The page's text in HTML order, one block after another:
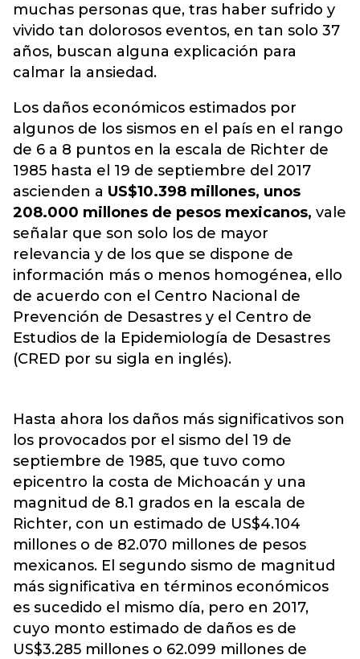
muchas personas que, tras haber sufrido y
vivido tan dolorosos eventos, en tan solo 37
años, buscan alguna explicación para
calmar la ansiedad.
Los daños económicos estimados por
algunos de los sismos en el país en el rango
de 6 a 8 puntos en la escala de Richter de
1985 hasta el 19 de septiembre del 2017
ascienden a US$10.398 millones, unos
208.000 millones de pesos mexicanos, vale
señalar que son solo los de mayor
relevancia y de los que se dispone de
información más o menos homogénea, ello
de acuerdo con el Centro Nacional de
Prevención de Desastres y el Centro de
Estudios de la Epidemiología de Desastres
(CRED por su sigla en inglés).
Hasta ahora los daños más significativos son
los provocados por el sismo del 19 de
septiembre de 1985, que tuvo como
epicentro la costa de Michoacán y una
magnitud de 8.1 grados en la escala de
Richter, con un estimado de US$4.104
millones o de 82.070 millones de pesos
mexicanos. El segundo sismo de magnitud
más significativa en términos económicos
es sucedido el mismo día, pero en 2017,
cuyo monto estimado de daños es de
US$3.285 millones o 62.099 millones de